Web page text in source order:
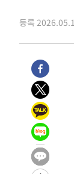
-7241초 전 >"
-3761초 전 >[
-2458초 전 >
-28681초 전 >
화"
-28429초 전 >
-26859초 전 >
-26265초 전 >
-25661초 전 >
-25620초 전 >
등록